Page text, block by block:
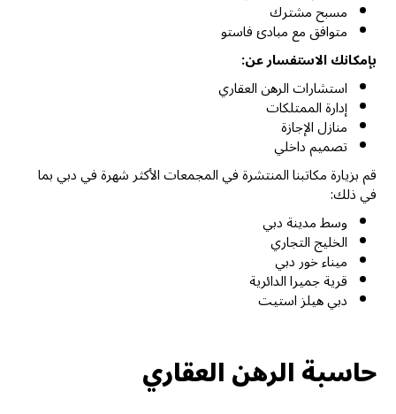
مسبح مشترك
متوافق مع مبادئ فاستو
بإمكانك الاستفسار عن:
استشارات الرهن العقاري
إدارة الممتلكات
منازل الإجازة
تصميم داخلي
قم بزيارة مكاتبنا المنتشرة في المجمعات الأكثر شهرة في دبي بما
في ذلك:
وسط مدينة دبي
الخليج التجاري
ميناء خور دبي
قرية جميرا الدائرية
دبي هيلز استيت
حاسبة الرهن العقاري